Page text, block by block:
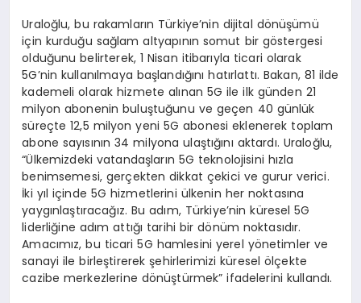
Uraloğlu, bu rakamların Türkiye’nin dijital dönüşümü
için kurduğu sağlam altyapının somut bir göstergesi
olduğunu belirterek, 1 Nisan itibarıyla ticari olarak
5G’nin kullanılmaya başlandığını hatırlattı. Bakan, 81 ilde
kademeli olarak hizmete alınan 5G ile ilk günden 21
milyon abonenin buluştuğunu ve geçen 40 günlük
süreçte 12,5 milyon yeni 5G abonesi eklenerek toplam
abone sayısının 34 milyona ulaştığını aktardı. Uraloğlu,
“Ülkemizdeki vatandaşların 5G teknolojisini hızla
benimsemesi, gerçekten dikkat çekici ve gurur verici.
İki yıl içinde 5G hizmetlerini ülkenin her noktasına
yaygınlaştıracağız. Bu adım, Türkiye’nin küresel 5G
liderliğine adım attığı tarihi bir dönüm noktasıdır.
Amacımız, bu ticari 5G hamlesini yerel yönetimler ve
sanayi ile birleştirerek şehirlerimizi küresel ölçekte
cazibe merkezlerine dönüştürmek” ifadelerini kullandı.